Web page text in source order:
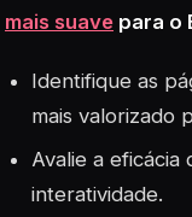
mais suave para o
Identifique as
mais valorizado
Avalie a eficácia
interatividade.